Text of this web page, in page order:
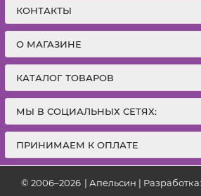
КОНТАКТЫ
О МАГАЗИНЕ
КАТАЛОГ ТОВАРОВ
МЫ В СОЦИАЛЬНЫХ СЕТЯХ:
ПРИНИМАЕМ К ОПЛАТЕ
© 2006–2026 | Апельсин | Разработка: